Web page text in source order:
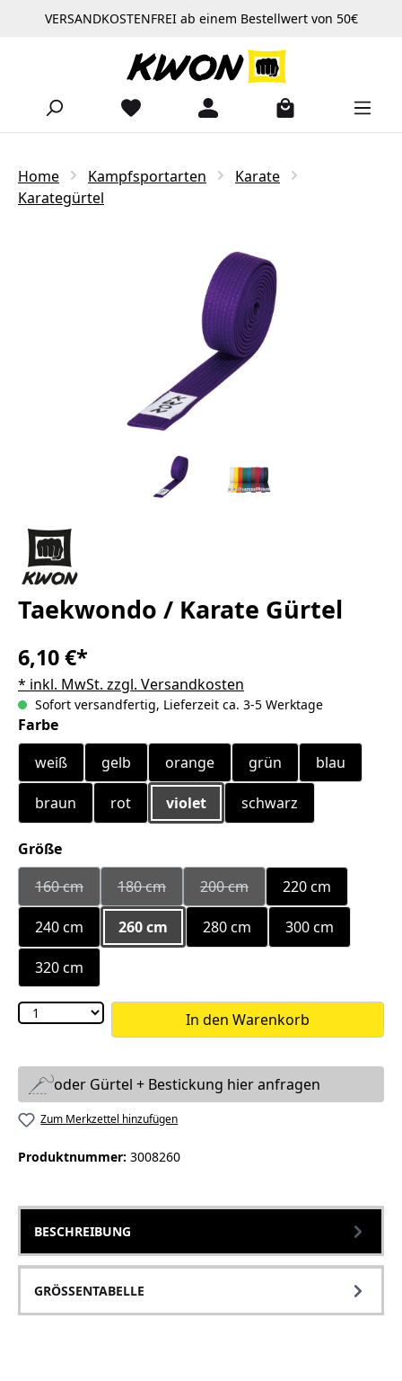
Zum Hauptinhalt springen
VERSANDKOSTENFREI ab einem Bestellwert von 50€
Home Kampfsportarten
Karate
Karategürtel
Taekwondo / Karate Gürtel
6,10 €*
* inkl. MwSt. zzgl. Versandkosten
Sofort versandfertig, Lieferzeit ca. 3-5 Werktage
Farbeauswählen
weiß
gelb orange grün blau
braun rot violet schwarz
Größeauswählen
160 cm(Diese Option ist zurzeit nicht verfügbar.)
180 cm(Diese Option ist zurzeit nicht verfügbar.)
200 cm(Diese Option ist zurzeit
220 cm
240 cm 260 cm 280 cm 300 cm
320 cm
In den Warenkorb
oder Gürtel + Bestickung hier anfragen
Zum Merkzettel hinzufügen
Produktnummer: 3008260
BESCHREIBUNG
GRÖSSENTABELLE